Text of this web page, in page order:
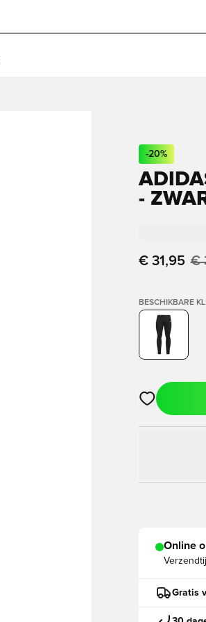
-20%
-
€ 31,95 €
BESCHIKBARE
Opent een
Online
Gratis